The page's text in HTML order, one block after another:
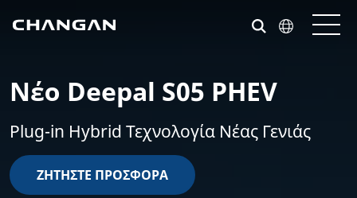
Νέο Deepal S05 PHEV
Plug-in Hybrid Τεχνολογία Νέας Γενιάς
ΖΗΤΗΣΤΕ ΠΡΟΣΦΟΡΆ